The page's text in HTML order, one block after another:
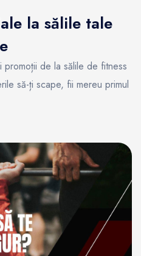
la sălile tale
de la sălile de fitness
să-ți scape, fii mereu primul